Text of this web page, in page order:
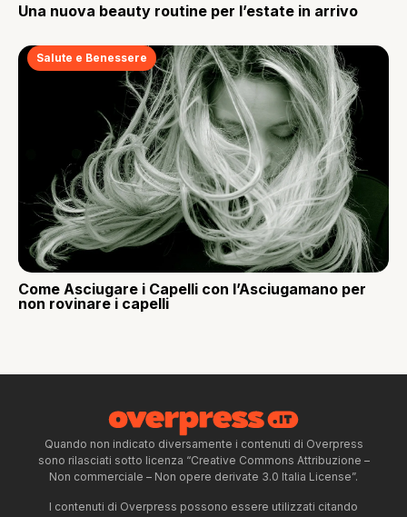
Una nuova beauty routine per l’estate in arrivo
Salute e Benessere
Come Asciugare i Capelli con l’Asciugamano per
non rovinare i capelli
Quando non indicato diversamente i contenuti di Overpress
sono rilasciati sotto licenza “Creative Commons Attribuzione –
Non commerciale – Non opere derivate 3.0 Italia License”.
I contenuti di Overpress possono essere utilizzati citando